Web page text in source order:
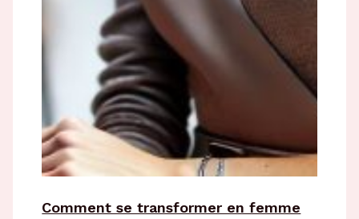
Comment se transformer en femme